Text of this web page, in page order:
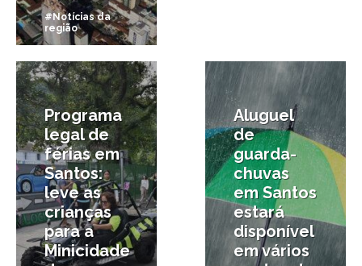
#Notícias da
região
6/01/2026
Programa
legal de
férias em
Santos:
leve as
crianças
para a
Minicidade
Aluguel
de
guarda-
chuvas
em Santos
estará
disponível
em vários